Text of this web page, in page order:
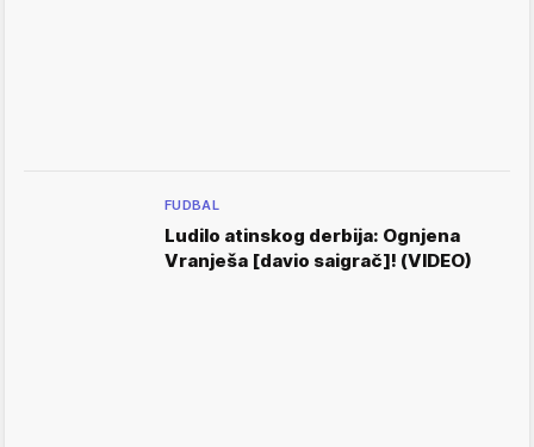
FUDBAL
Ludilo atinskog derbija: Ognjena
Vranješa [davio saigrač]! (VIDEO)